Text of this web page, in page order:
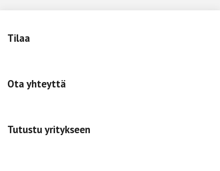
Tilaa
Ota yhteyttä
Tutustu yritykseen